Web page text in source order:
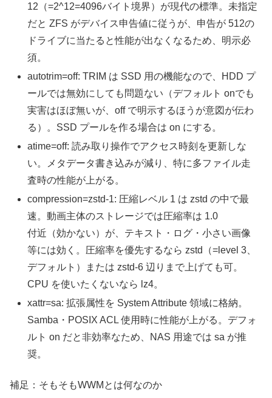
12（=2^12=4096バイト境界）が現代の標準。未指定
だと ZFS がデバイス申告値に従うが、申告が 512の
ドライブに当たると性能が出なくなるため、明示必
須。
autotrim=off: TRIM は SSD 用の機能なので、HDD プ
ールでは無効にしても問題ない（デフォルト onでも
実害はほぼ無いが、off で明示するほうが意図が伝わ
る）。SSD プールを作る場合は on にする。
atime=off: 読み取り操作でアクセス時刻を更新しな
い。メタデータ書き込みが減り、特に多ファイル走
査時の性能が上がる。
compression=zstd-1: 圧縮レベル 1 は zstd の中で最
速。動画主体のストレージでは圧縮率は 1.0
付近（効かない）が、テキスト・ログ・小さい画像
等には効く。圧縮率を優先するなら zstd（=level 3、
デフォルト）または zstd-6 辺りまで上げても可。
CPU を使いたくないなら lz4。
xattr=sa: 拡張属性を System Attribute 領域に格納。
Samba・POSIX ACL 使用時に性能が上がる。デフォ
ルト on だと非効率なため、NAS 用途では sa が推
奨。
補足：そもそもWWMとは何なのか